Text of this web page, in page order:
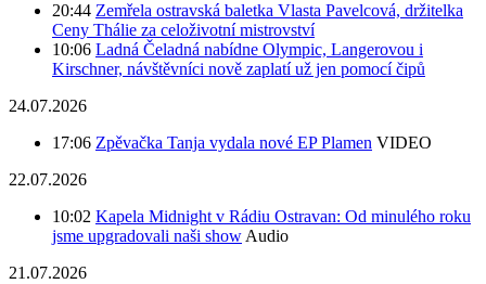
20:44 Zemřela ostravská baletka Vlasta Pavelcová, držitelka
Ceny Thálie za celoživotní mistrovství
10:06 Ladná Čeladná nabídne Olympic, Langerovou i
Kirschner, návštěvníci nově zaplatí už jen pomocí čipů
24.07.2026
17:06 Zpěvačka Tanja vydala nové EP Plamen VIDEO
22.07.2026
10:02 Kapela Midnight v Rádiu Ostravan: Od minulého roku
jsme upgradovali naši show Audio
21.07.2026